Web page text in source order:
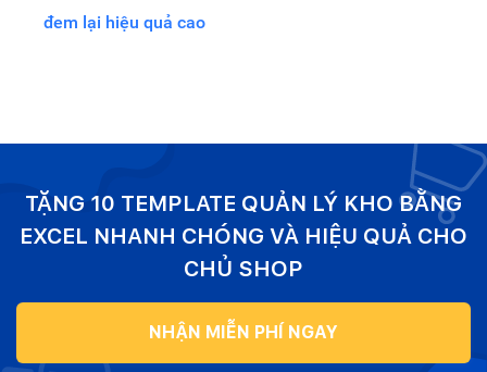
đem lại hiệu quả cao
TẶNG 10 TEMPLATE QUẢN LÝ KHO BẰNG
EXCEL NHANH CHÓNG VÀ HIỆU QUẢ CHO
CHỦ SHOP
NHẬN MIỄN PHÍ NGAY